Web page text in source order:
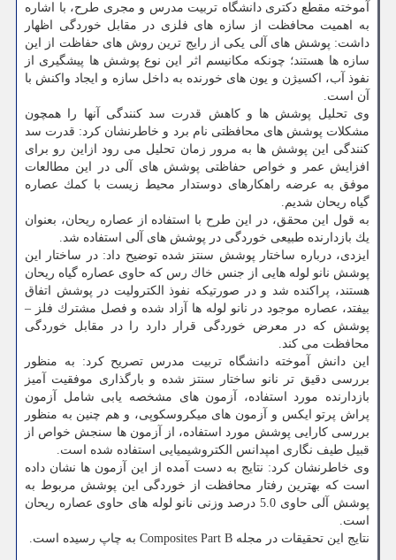
آموخته مقطع دكتری دانشگاه تربیت مدرس و مجری طرح، با اشاره
به اهمیت محافظت از سازه های فلزی در مقابل خوردگی اظهار
داشت: پوشش های آلی یكی از رایج ترین روش های حفاظت از این
سازه ها هستند؛ چونكه مكانیسم اثر این نوع پوشش ها پیشگیری از
نفوذ آب، اكسیژن و یون های خورنده به داخل سازه و ایجاد واكنش با
آن است.
وی تحلیل پوشش ها و كاهش قدرت سد كنندگی آنها را همچون
مشكلات پوشش های محافظتی نام برد و خاطرنشان كرد: قدرت سد
كنندگی این پوشش ها به مرور زمان تحلیل می رود ازاین رو برای
افزایش عمر و خواص حفاظتی پوشش های آلی در این مطالعات
موفق به عرضه راهكارهای دوستدار محیط زیست با كمك عصاره
گیاه ریحان شدیم.
به قول این محقق، در این طرح با استفاده از عصاره ریحان، بعنوان
یك بازدارنده طبیعی خوردگی در پوشش های آلی استفاده شد.
ایزدی، درباره ساختار پوشش سنتز شده توضیح داد: در ساختار این
پوشش نانو لوله هایی از جنس خاك رس كه حاوی عصاره گیاه ریحان
هستند، پراكنده شد و در صورتیكه نفوذ الكترولیت در پوشش اتفاق
بیفتد، عصاره موجود در نانو لوله ها آزاد شده و فصل مشترك فلز –
پوشش كه در معرض خوردگی قرار دارد را در مقابل خوردگی
محافظت می كند.
این دانش آموخته دانشگاه تربیت مدرس تصریح كرد: به منظور
بررسی دقیق تر نانو ساختار سنتز شده و بارگذاری موفقیت آمیز
بازدارنده مورد استفاده، آزمون های مشخصه یابی شامل آزمون
پراش پرتو ایكس و آزمون های میكروسكوپی، و هم چنین به منظور
بررسی كارایی پوشش مورد استفاده، از آزمون ها سنجش خواص از
قبیل طیف نگاری امپدانس الكتروشیمیایی استفاده شده است.
وی خاطرنشان كرد: نتایج به دست آمده از این آزمون ها نشان داده
است كه بهترین رفتار محافظت از خوردگی این پوشش مربوط به
پوشش آلی حاوی 5.0 درصد وزنی نانو لوله های حاوی عصاره ریحان
است.
نتایج این تحقیقات در مجله Composites Part B به چاپ رسیده است.